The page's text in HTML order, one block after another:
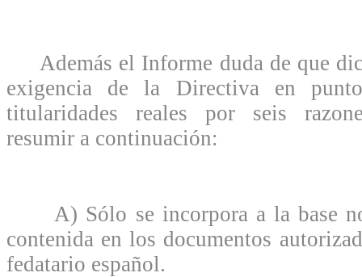
Además el Informe duda de que
exigencia de la Directiva en
titularidades reales por seis
resumir a continuación:
A) Sólo se incorpora a la base
contenida en los documentos
fedatario español.